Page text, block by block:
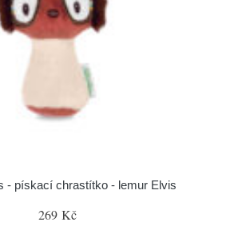
- pískací chrastítko - lemur Elvis
269 Kč